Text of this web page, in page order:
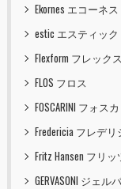
Ekornes エコーネス
estic エスティック
Flexform フレック
FLOS フロス
FOSCARINI フォス
Fredericia フレデリ
Fritz Hansen フリ
GERVASONI ジェル